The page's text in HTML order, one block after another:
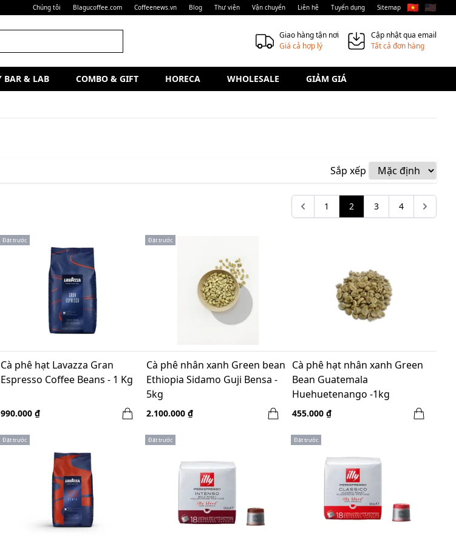
Chúng tôi Blagucoffee.com Coffeenews.vn Blog Thư viện Vận chuyển Liên hệ Tuyển dụng Sitemap 🇻🇳 🇺🇸
Giao hàng tận nơi
Giá cả hợp lý
Cập nhật qua email
Tất cả đơn hàng
BAR & LAB COMBO & GIFT HORECA WHOLESALE GIẢM GIÁ
Sắp xếp
1 2 3 4
Đặt trước
Cà phê hạt Lavazza Gran
Espresso Coffee Beans - 1 Kg
990.000 ₫
Đặt trước
Cà phê nhân xanh Green bean
Ethiopia Sidamo Guji Bensa -
5kg
2.100.000 ₫
Cà phê hạt nhân xanh Green
Bean Guatemala
Huehuetenango -1kg
455.000 ₫
Đặt trước Đặt trước Đặt trước